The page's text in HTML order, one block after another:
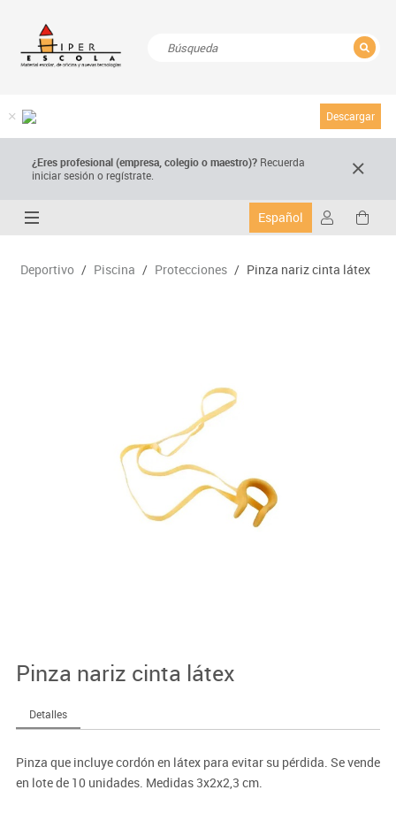
Descargar
¿Eres profesional (empresa, colegio o maestro)? Recuerda
iniciar sesión o regístrate.
Español
Deportivo / Piscina / Protecciones / Pinza nariz cinta látex
Pinza nariz cinta látex
Detalles
Pinza que incluye cordón en látex para evitar su pérdida. Se vende
en lote de 10 unidades. Medidas 3x2x2,3 cm.